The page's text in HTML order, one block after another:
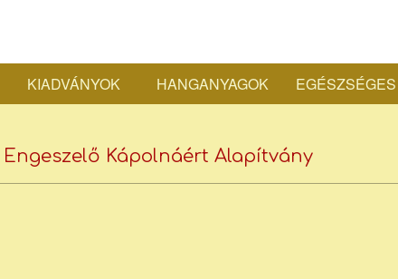
Secondary
KIADVÁNYOK HANGANYAGOK
Kápolnáért Alapítvány